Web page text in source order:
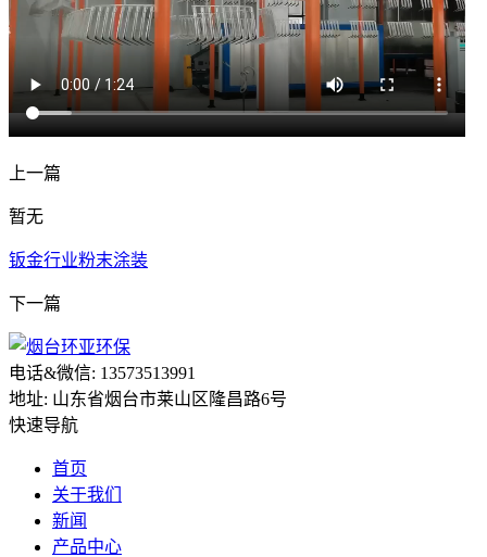
上一篇
暂无
钣金行业粉末涂装
下一篇
电话&微信: 13573513991
地址: 山东省烟台市莱山区隆昌路6号
快速导航
首页
关于我们
新闻
产品中心